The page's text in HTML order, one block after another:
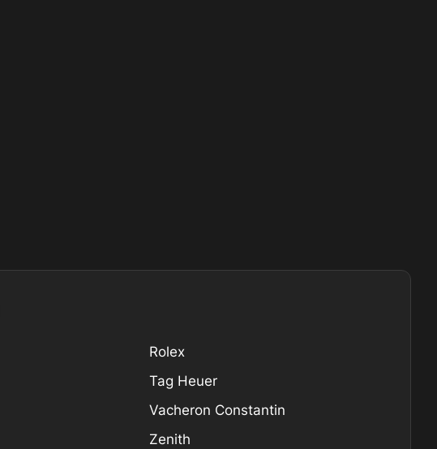
Rolex
Tag Heuer
Vacheron Constantin
Zenith